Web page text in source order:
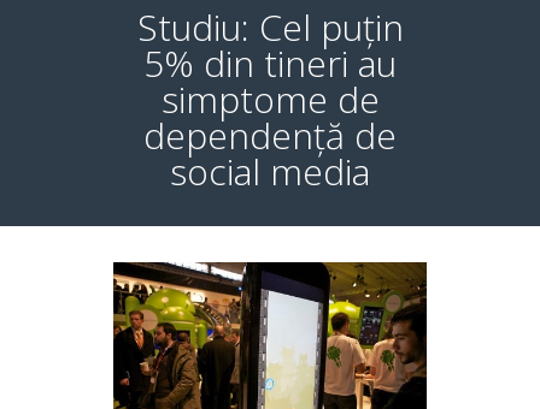
Studiu: Cel puțin
5% din tineri au
simptome de
dependență de
social media